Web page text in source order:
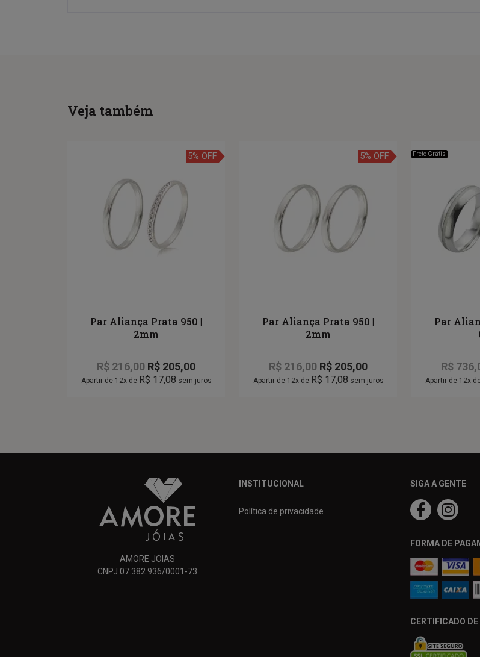
Veja também
5% OFF
Par Aliança Prata 950 |
2mm
R$216,00 R$ 205,00
Apartir de 12x de R$ 17,08 sem juros
5% OFF
Par Aliança Prata 950 |
2mm
R$216,00 R$ 205,00
Apartir de 12x de R$ 17,08 sem juros
Frete Grátis
Par
R$
Apartir de 12x
AMORE JOIAS
CNPJ 07.382.936/0001-73
INSTITUCIONAL
Política de privacidade
SIGA A GENTE
FORMA DE
CERTIFICADO